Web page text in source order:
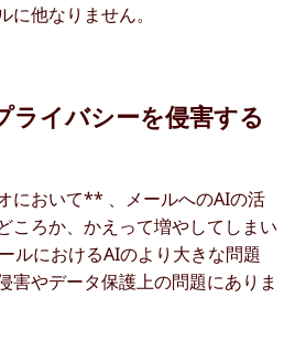
他なりません。
ライバシーを侵害する
において** 、メールへのAIの活
ころか、かえって増やしてしまい
ルにおけるAIのより大きな問題
害やデータ保護上の問題にありま